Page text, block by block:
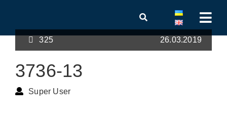
325 26.03.2019
3736-13
Super User